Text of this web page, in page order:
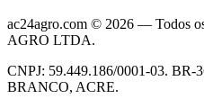
ac24agro.com © 2026 — Todos
AGRO LTDA.
CNPJ: 59.449.186/0001-03.
BRANCO, ACRE.